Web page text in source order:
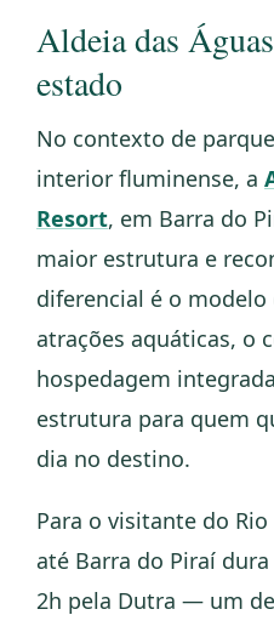
Aldeia das
estado
No contexto de
interior fluminense, a
Resort, em Barra do
maior estrutura e
diferencial é o
atrações aquáticas, o
hospedagem
estrutura para quem
dia no destino.
Para o visitante do
até Barra do Piraí
2h pela Dutra — um